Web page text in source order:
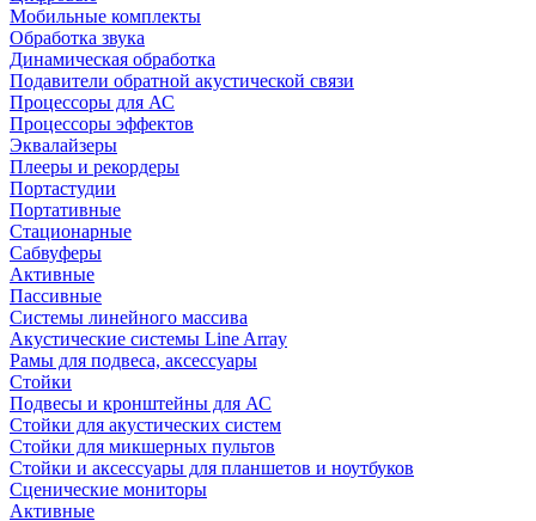
Мобильные комплекты
Обработка звука
Динамическая обработка
Подавители обратной акустической связи
Процессоры для АС
Процессоры эффектов
Эквалайзеры
Плееры и рекордеры
Портастудии
Портативные
Стационарные
Сабвуферы
Активные
Пассивные
Системы линейного массива
Акустические системы Line Array
Рамы для подвеса, аксессуары
Стойки
Подвесы и кронштейны для АС
Стойки для акустических систем
Стойки для микшерных пультов
Стойки и аксессуары для планшетов и ноутбуков
Сценические мониторы
Активные